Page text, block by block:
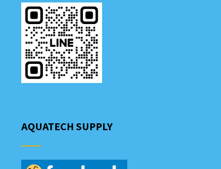
AQUATECH SUPPLY